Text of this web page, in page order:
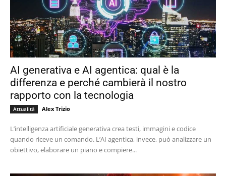
AI generativa e AI agentica: qual è la
differenza e perché cambierà il nostro
rapporto con la tecnologia
Attualità Alex Trizio
L’intelligenza artificiale generativa crea testi, immagini e codice
quando riceve un comando. L’AI agentica, invece, può analizzare un
obiettivo, elaborare un piano e compiere...